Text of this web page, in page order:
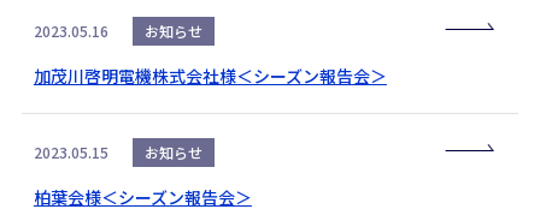
2023.05.16 お知らせ
加茂川啓明電機株式会社様＜シーズン報告会＞
2023.05.15 お知らせ
柏葉会様＜シーズン報告会＞